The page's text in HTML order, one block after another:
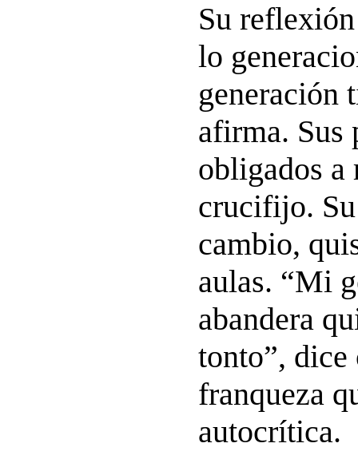
Su
lo
generación
afirma. Sus
obligados a
crucifijo.
cambio,
aulas. “Mi
abandera
tonto”, dice
franqueza
autocrítica.